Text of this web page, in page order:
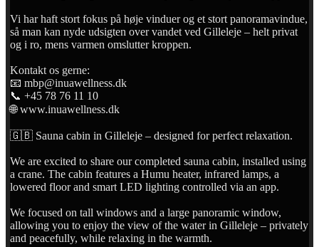
Vi har haft stort fokus på høje vinduer og et stort panoramavindue,
så man kan nyde udsigten over vandet ved Gilleleje – helt privat
og i ro, mens varmen omslutter kroppen.
Kontakt os gerne:
📧 mbp@inuawellness.dk
📞 +45 78 76 11 10
🌐 www.inuawellness.dk
🇬🇧 Sauna cabin in Gilleleje – designed for perfect relaxation.
We are excited to share our completed sauna cabin, installed using
a crane. The cabin features a Humu heater, infrared lamps, a
lowered floor and smart LED lighting controlled via an app.
We focused on tall windows and a large panoramic window,
allowing you to enjoy the view of the water in Gilleleje – privately
and peacefully, while relaxing in the warmth.